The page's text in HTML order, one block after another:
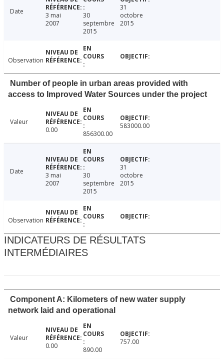
Date
3 mai
2007
30
septembre
2015
31
octobre
2015
Observation
Number of people in urban areas provided with
access to Improved Water Sources under the project
Valeur
0.00
856300.00
583000.00
Date
3 mai
2007
30
septembre
2015
31
octobre
2015
Observation
INDICATEURS DE RÉSULTATS
INTERMÉDIAIRES
Component A: Kilometers of new water supply
network laid and operational
Valeur
0.00
890.00
757.00